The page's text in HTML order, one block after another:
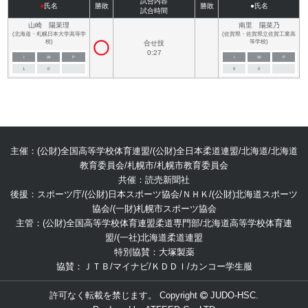
●氏名 勝敗
試合時間
勝敗 ●氏名
山崎 陽茉理
(北海道・札幌日本大学高等学
校)
I W P
1 0
合せ技
0:27
南里 陽菜乃
(佐賀県・佐賀県立佐賀工業高
等学校)
I W P
0 0
主催：(公財)全国高等学校体育連盟/(公財)全日本柔道連盟/北海道/北海道
教育委員会/札幌市/札幌市教育委員会
共催：読売新聞社
後援：スポーツ庁/(公財)日本スポーツ協会/ＮＨＫ/(公財)北海道スポーツ
協会/(一財)札幌市スポーツ協会
主管：(公財)全国高等学校体育連盟柔道専門部/北海道高等学校体育連
盟/(一社)北海道柔道連盟
特別協賛：大塚製薬
協賛：ＪＴＢ/マイナビ/ＫＤＤＩ/カンコー学生服
許可なく転載を禁じます。 Copyright
JUDO-HSC.